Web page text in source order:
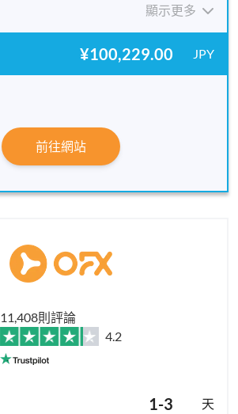
顯示更多
¥100,229.00 JPY
前往網站
11,408則評論
4.2
1-3 天